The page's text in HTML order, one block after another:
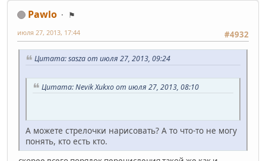
Pawlo
⚑
#4932
июля 27, 2013, 17:44
Цитата: sasza от июля 27, 2013, 09:24
Цитата: Nevik Xukxo от июля 27, 2013, 08:10
А можете стрелочки нарисовать? А то что-то не могу
понять, кто есть кто.